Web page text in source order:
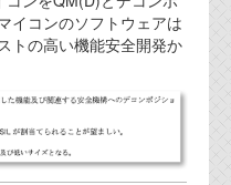
イコンのソフトウェアは
トの高い機能安全開発か